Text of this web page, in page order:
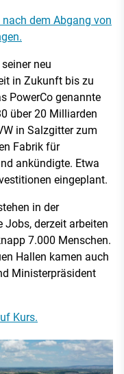
dem Abgang von
neu
in Zukunft bis zu
PowerCo genannte
über 20 Milliarden
in Salzgitter zum
Fabrik für
ankündigte. Etwa
eingeplant.
in der
Jobs, derzeit arbeiten
7.000 Menschen.
Hallen kamen auch
Ministerpräsident
Kurs.